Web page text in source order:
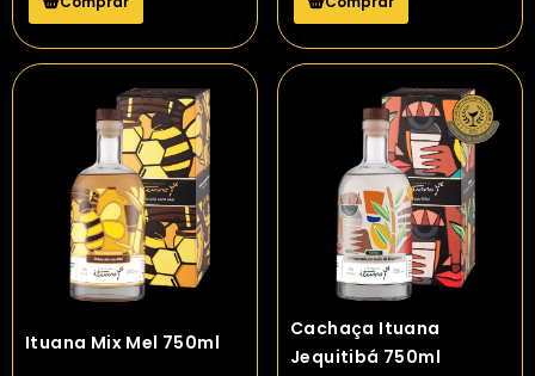
Ituana Mix Mel 750ml
Cachaça Ituana
Jequitibá 750ml